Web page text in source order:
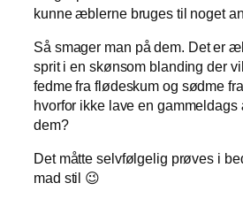
kunne æblerne bruges til noget
Så smager man på dem. Det er
sprit i en skønsom blanding der
fedme fra flødeskum og sødme
hvorfor ikke lave en
dem?
Det måtte selvfølgelig prøves i
mad stil 😉